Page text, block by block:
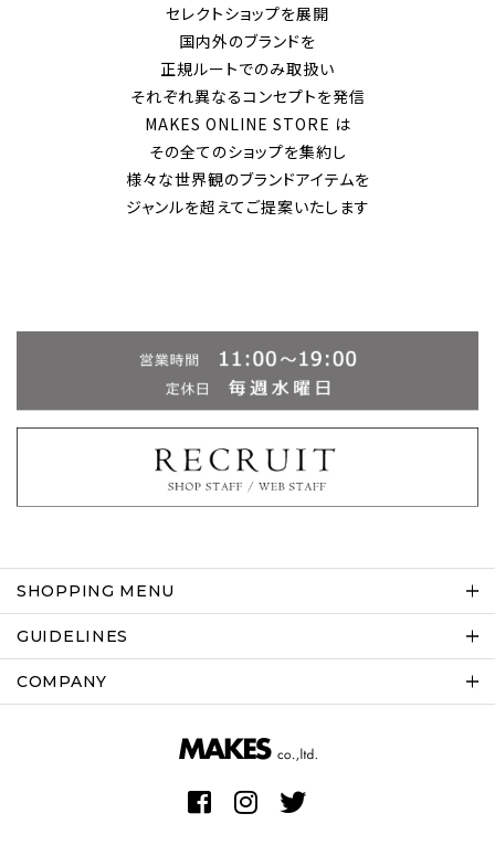
セレクトショップを展開
国内外のブランドを
正規ルートでのみ取扱い
それぞれ異なるコンセプトを発信
MAKES ONLINE STORE は
その全てのショップを集約し
様々な世界観のブランドアイテムを
ジャンルを超えてご提案いたします
SHOPPING MENU
GUIDELINES
COMPANY